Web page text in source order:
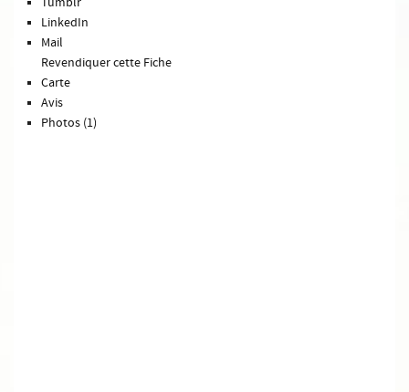
LinkedIn
Mail
Revendiquer cette Fiche
Carte
Avis
Photos (1)